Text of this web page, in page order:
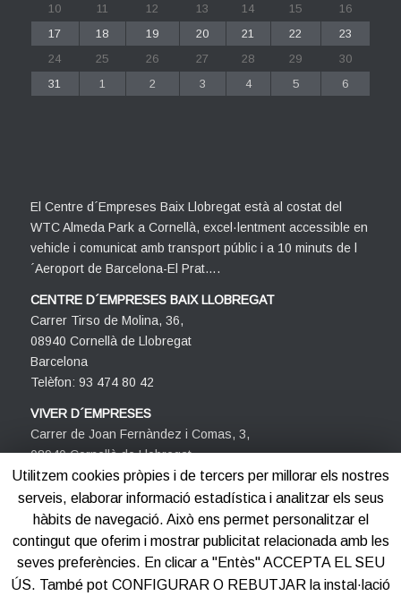
10
11 12 13 14 15
16
17
18 19 20 21 22
23
24
25 26 27 28 29
30
31
1 2 3 4 5 6
El Centre d´Empreses Baix Llobregat està al costat del
WTC Almeda Park a Cornellà, excel·lentment accessible en
vehicle i comunicat amb transport públic i a 10 minuts de l
´Aeroport de Barcelona-El Prat….
CENTRE D´EMPRESES BAIX LLOBREGAT
Carrer Tirso de Molina, 36,
08940 Cornellà de Llobregat
Barcelona
Telèfon: 93 474 80 42
VIVER D´EMPRESES
Carrer de Joan Fernàndez i Comas, 3,
08940 Cornellà de Llobregat
Barcelona
Telèfon: 93 474 80 42
Utilitzem cookies pròpies i de tercers per millorar els nostres
serveis, elaborar informació estadística i analitzar els seus
hàbits de navegació. Això ens permet personalitzar el
contingut que oferim i mostrar publicitat relacionada amb les
seves preferències. En clicar a "Entès" ACCEPTA EL SEU
ÚS. També pot CONFIGURAR O REBUTJAR la instal·lació